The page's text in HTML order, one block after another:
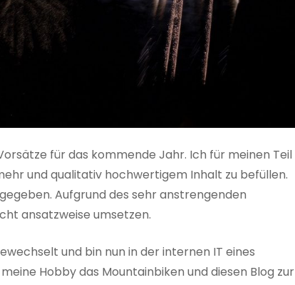
für das kommende Jahr. Ich für meinen Teil
und qualitativ hochwertigem Inhalt zu befüllen.
Aufgrund des sehr anstrengenden
ansatzweise umsetzen.
und bin nun in der internen IT eines
Hobby das Mountainbiken und diesen Blog zur